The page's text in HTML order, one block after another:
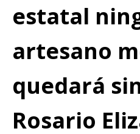
estatal
artesano
quedará
Rosario